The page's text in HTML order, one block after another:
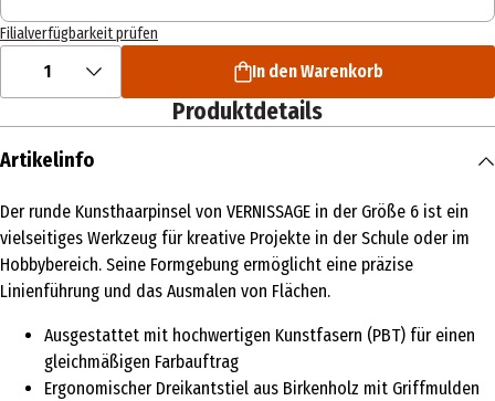
Filialverfügbarkeit prüfen
1 In den Warenkorb
Produktdetails
Artikelinfo
Der runde Kunsthaarpinsel von VERNISSAGE in der Größe 6 ist ein
vielseitiges Werkzeug für kreative Projekte in der Schule oder im
Hobbybereich. Seine Formgebung ermöglicht eine präzise
Linienführung und das Ausmalen von Flächen.
Ausgestattet mit hochwertigen Kunstfasern (PBT) für einen
gleichmäßigen Farbauftrag
Ergonomischer Dreikantstiel aus Birkenholz mit Griffmulden